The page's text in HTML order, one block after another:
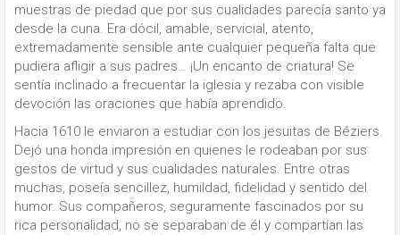
muestras de piedad que por sus cualidades parecía santo ya
desde la cuna. Era dócil, amable, servicial, atento,
extremadamente sensible ante cualquier pequeña falta que
pudiera afligir a sus padres… ¡Un encanto de criatura! Se
sentía inclinado a frecuentar la iglesia y rezaba con visible
devoción las oraciones que había aprendido.
Hacia 1610 le enviaron a estudiar con los jesuitas de Béziers.
Dejó una honda impresión en quienes le rodeaban por sus
gestos de virtud y sus cualidades naturales. Entre otras
muchas, poseía sencillez, humildad, fidelidad y sentido del
humor. Sus compañeros, seguramente fascinados por su
rica personalidad, no se separaban de él y compartían las